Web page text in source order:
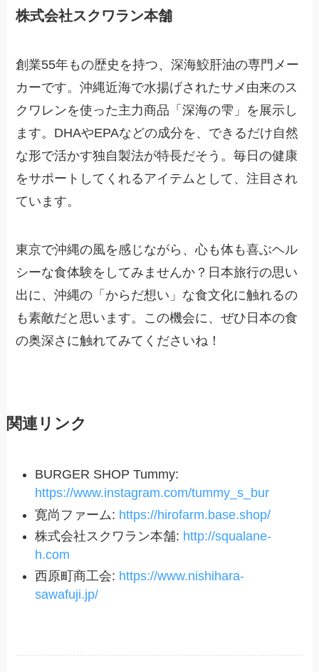
株式会社スクワラン本舗
創業55年もの歴史を持つ、深海鮫肝油の専門メー
カーです。沖縄近海で水揚げされたサメ由来のス
クワレンを使った主力商品「深海の雫」を展示し
ます。DHAやEPAなどの成分を、できるだけ自然
な形で活かす独自製法が特長だそう。毎日の健康
をサポートしてくれるアイテムとして、注目され
ています。
東京で沖縄の風を感じながら、心も体も喜ぶヘル
シーな食体験をしてみませんか？日本旅行の思い
出に、沖縄の「からだ想い」な食文化に触れるの
も素敵だと思います。この機会に、ぜひ日本の食
の奥深さに触れてみてくださいね！
関連リンク
BURGER SHOP Tummy:
https://www.instagram.com/tummy_s_bur
寛尚ファーム: https://hirofarm.base.shop/
株式会社スクワラン本舗: http://squalane-
h.com
西原町商工会: https://www.nishihara-
sawafuji.jp/